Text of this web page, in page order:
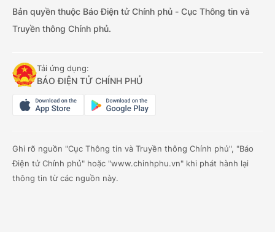
Bản quyền thuộc Báo Điện tử Chính phủ - Cục Thông tin và
Truyền thông Chính phủ.
Tải ứng dụng:
BÁO ĐIỆN TỬ CHÍNH PHỦ
Ghi rõ nguồn "Cục Thông tin và Truyền thông Chính phủ", "Báo
Điện tử Chính phủ" hoặc "www.chinhphu.vn" khi phát hành lại
thông tin từ các nguồn này.